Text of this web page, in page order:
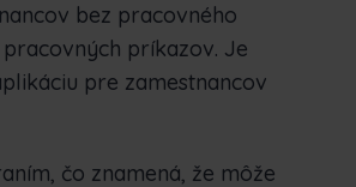
bez pracovného
príkazov. Je
pre zamestnancov
čo znamená, že môže